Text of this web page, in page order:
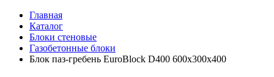
Главная
Каталог
Блоки стеновые
Газобетонные блоки
Блок паз-гребень EuroBlock D400 600x300x400